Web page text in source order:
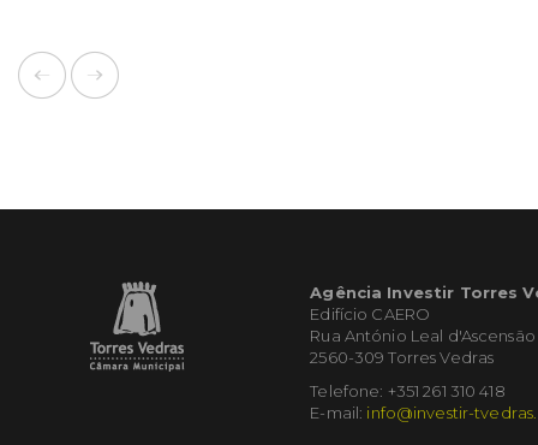
Agência Investir Torres
Edifício CAERO
Rua António Leal d'Ascensão
2560-309 Torres Vedras
Telefone: +351 261 310 418
E-mail: info@investir-